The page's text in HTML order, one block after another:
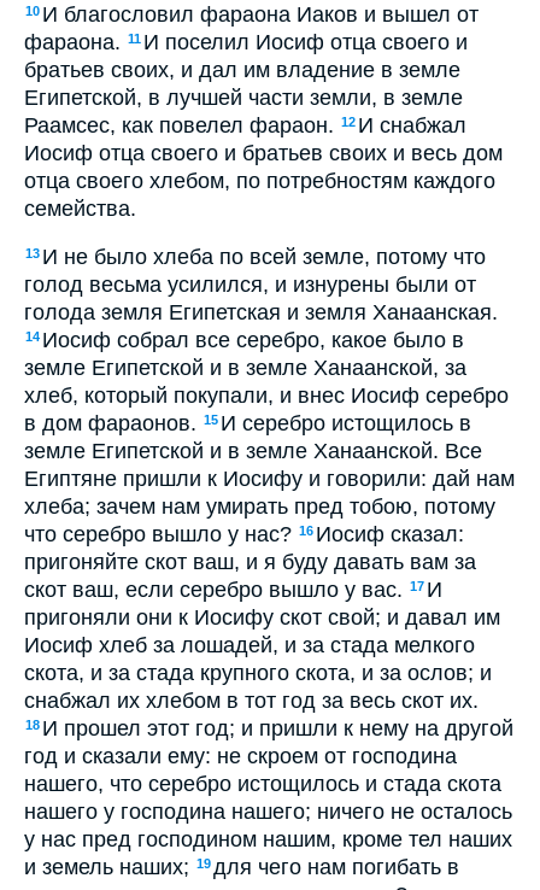
10 И благословил фараона Иаков и вышел от
фараона. 11 И поселил Иосиф отца своего и
братьев своих, и дал им владение в земле
Египетской, в лучшей части земли, в земле
Раамсес, как повелел фараон. 12 И снабжал
Иосиф отца своего и братьев своих и весь дом
отца своего хлебом, по потребностям каждого
семейства.
13 И не было хлеба по всей земле, потому что
голод весьма усилился, и изнурены были от
голода земля Египетская и земля Ханаанская.
14 Иосиф собрал все серебро, какое было в
земле Египетской и в земле Ханаанской, за
хлеб, который покупали, и внес Иосиф серебро
в дом фараонов. 15 И серебро истощилось в
земле Египетской и в земле Ханаанской. Все
Египтяне пришли к Иосифу и говорили: дай нам
хлеба; зачем нам умирать пред тобою, потому
что серебро вышло у нас? 16 Иосиф сказал:
пригоняйте скот ваш, и я буду давать вам за
скот ваш, если серебро вышло у вас. 17 И
пригоняли они к Иосифу скот свой; и давал им
Иосиф хлеб за лошадей, и за стада мелкого
скота, и за стада крупного скота, и за ослов; и
снабжал их хлебом в тот год за весь скот их.
18 И прошел этот год; и пришли к нему на другой
год и сказали ему: не скроем от господина
нашего, что серебро истощилось и стада скота
нашего у господина нашего; ничего не осталось
у нас пред господином нашим, кроме тел наших
и земель наших; 19для чего нам погибать в